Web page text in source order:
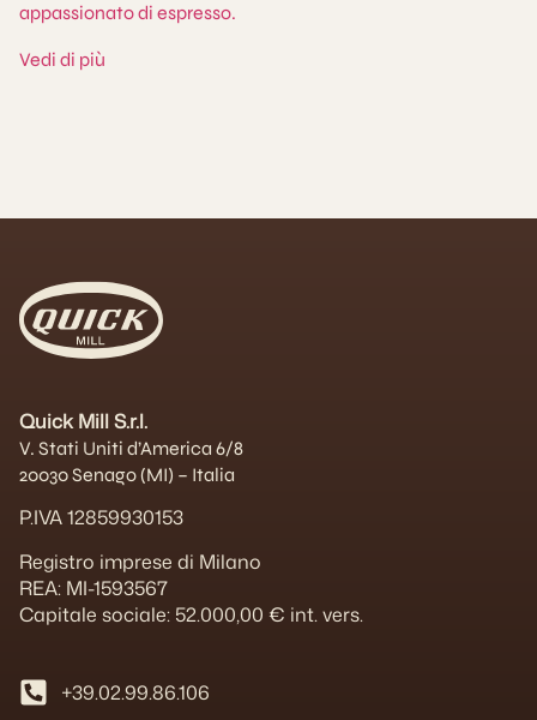
appassionato di espresso.
Vedi di più
Quick Mill S.r.l.
V. Stati Uniti d’America 6/8
20030 Senago (MI) – Italia
P.IVA 12859930153
Registro imprese di Milano
REA: MI-1593567
Capitale sociale: 52.000,00 € int. vers.
+39.02.99.86.106